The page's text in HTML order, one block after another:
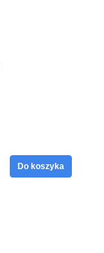
Do koszyka